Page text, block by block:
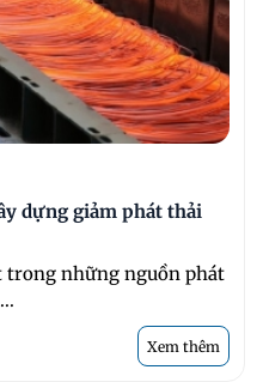
dựng giảm phát thải
trong những nguồn phát
Xem thêm